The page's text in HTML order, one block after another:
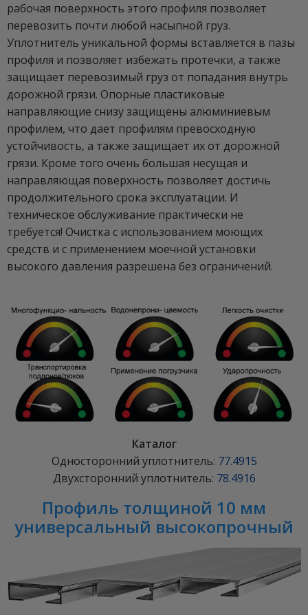
рабочая поверхность этого профиля позволяет
перевозить почти любой насыпной груз.
Уплотнитель уникальной формы вставляется в пазы
профиля и позволяет избежать протечки, а также
защищает перевозимый груз от попадания внутрь
дорожной грязи. Опорные пластиковые
направляющие снизу защищены алюминиевым
профилем, что дает профилям превосходную
устойчивость, а также защищает их от дорожной
грязи. Кроме того очень большая несущая и
направляющая поверхность позволяет достичь
продолжительного срока эксплуатации. И
техническое обслуживание практически не
требуется! Очистка с использованием моющих
средств и с применением моечной установки
высокого давления разрешена без ограничений.
Каталог
Односторонний уплотнитель: 77.4915
Двухсторонний уплотнитель: 78.4916
Профиль толщиной 10 мм
универсальный высокопрочный